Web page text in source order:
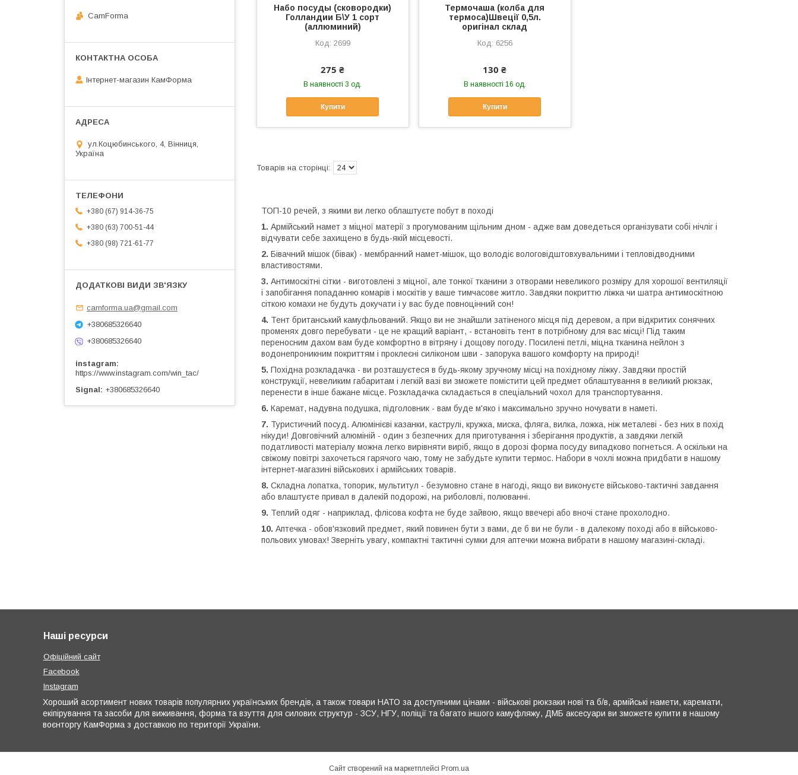
Набо посуды (сковородки)
Голландии Б\У 1 сорт
(аллюминий)
2699
275 ₴
В наявності 3 од.
Купити
Термочаша (колба для
термоса)Швеції 0,5л.
оригінал склад
6256
130 ₴
В наявності 16 од.
Купити
ТОП-10 речей, з якими ви легко облаштуєте побут в поході
1. Армійський намет з міцної матерії з прогумованим щільним дном - адже вам доведеться організувати собі нічліг і
відчувати себе захищено в будь-якій місцевості.
2. Бівачний мішок (бівак) - мембранний намет-мішок, що володіє вологовідштовхувальними і тепловідводними
властивостями.
3. Антимоскітні сітки - виготовлені з міцної, але тонкої тканини з отворами невеликого розміру для хорошої вентиляції
і запобігання попаданню комарів і москітів у ваше тимчасове житло. Завдяки покриттю ліжка чи шатра антимоскітною
сіткою комахи не будуть докучати і у вас буде повноцінний сон!
4. Тент британський камуфльований. Якщо ви не знайшли затіненого місця під деревом, а при відкритих сонячних
променях довго перебувати - це не кращий варіант, - встановіть тент в потрібному для вас місці! Під таким
переносним дахом вам буде комфортно в вітряну і дощову погоду. Посилені петлі, міцна тканина нейлон з
водонепроникним покриттям і проклеєні силіконом шви - запорука вашого комфорту на природі!
5. Похідна розкладачка - ви розташуєтеся в будь-якому зручному місці на похідному ліжку. Завдяки простій
конструкції, невеликим габаритам і легкій вазі ви зможете помістити цей предмет облаштування в великий рюкзак,
перенести в інше бажане місце. Розкладачка складається в спеціальний чохол для транспортування.
6. Каремат, надувна подушка, підголовник - вам буде м'яко і максимально зручно ночувати в наметі.
7. Туристичний посуд. Алюмінієві казанки, каструлі, кружка, миска, фляга, вилка, ложка, ніж металеві - без них в похід
нікуди! Довговічний алюміній - один з безпечних для приготування і зберігання продуктів, а завдяки легкій
податливості матеріалу можна легко вирівняти виріб, якщо в дорозі форма посуду випадково погнеться. А оскільки на
свіжому повітрі захочеться гарячого чаю, тому не забудьте купити термос. Набори в чохлі можна придбати в нашому
інтернет-магазині військових і армійських товарів.
8. Складна лопатка, топорик, мультитул - безумовно стане в нагоді, якщо ви виконуєте військово-тактичні завдання
або влаштуєте привал в далекій подорожі, на риболовлі, полюванні.
9. Теплий одяг - наприклад, флісова кофта не буде зайвою, якщо ввечері або вночі стане прохолодно.
10. Аптечка - обов'язковий предмет, який повинен бути з вами, де б ви не були - в далекому поході або в військово-
польових умовах! Зверніть увагу, компактні тактичні сумки для аптечки можна вибрати в нашому магазині-складі.
CamForma
Інтернет-магазин КамФорма
ул.Коцюбинського, 4, Вінниця,
Україна
+380 (67) 914-36-75
+380 (63) 700-51-44
+380 (98) 721-61-77
camforma.ua@gmail.com
+380685326640
+380685326640
instagram
https://www.instagram.com/win_tac/
Signal
+380685326640
Наші ресурси
Офіційний сайт
Facebook
Instagram
Хороший асортимент нових товарів популярних українських брендів, а також товари НАТО за доступними цінами - військові рюкзаки нові та б/в, армійські намети, каремати,
екіпірування та засоби для виживання, форма та взуття для силових структур - ЗСУ, НГУ, поліції та багато іншого камуфляжу, ДМБ аксесуари ви зможете купити в нашому
воєнторгу КамФорма з доставкою по території України.
Сайт створений на маркетплейсі Prom.ua